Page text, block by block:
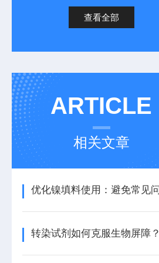
查看全部
ARTICLE
相关文章
转染试剂如何克服生物屏障？